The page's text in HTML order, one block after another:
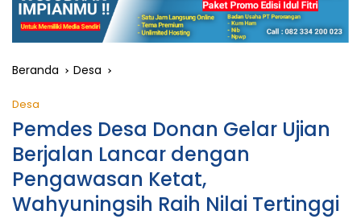
Beranda Desa
Desa
Pemdes Desa Donan Gelar Ujian
Berjalan Lancar dengan
Pengawasan Ketat,
Wahyuningsih Raih Nilai Tertinggi